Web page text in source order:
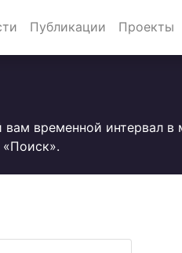
Публикации Проекты
временной интервал в